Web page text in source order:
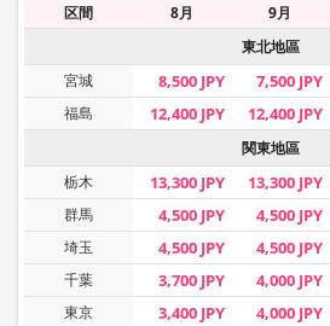
区間 8月 9月
東北地區
宮城
8,500 JPY 7,500 JPY
福島
12,400 JPY 12,400 JPY
関東地區
栃木
13,300 JPY 13,300 JPY
群馬
4,500 JPY 4,500 JPY
埼玉
4,500 JPY 4,500 JPY
千葉
3,700 JPY 4,000 JPY
東京 3,400 JPY 4,000 JPY